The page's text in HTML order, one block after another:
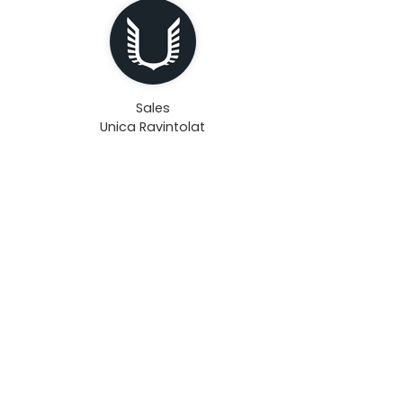
Sales
Unica Ravintolat